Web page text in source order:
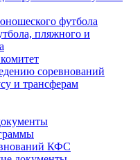
футбола
пляжного и
соревнований
и трансферам
КФС